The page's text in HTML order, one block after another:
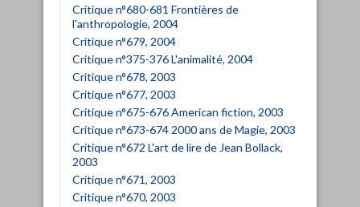
Critique n°680-681 Frontières de
l'anthropologie, 2004
Critique n°679, 2004
Critique n°375-376 L'animalité, 2004
Critique n°678, 2003
Critique n°677, 2003
Critique n°675-676 American fiction, 2003
Critique n°673-674 2000 ans de Magie, 2003
Critique n°672 L'art de lire de Jean Bollack,
2003
Critique n°671, 2003
Critique n°670, 2003